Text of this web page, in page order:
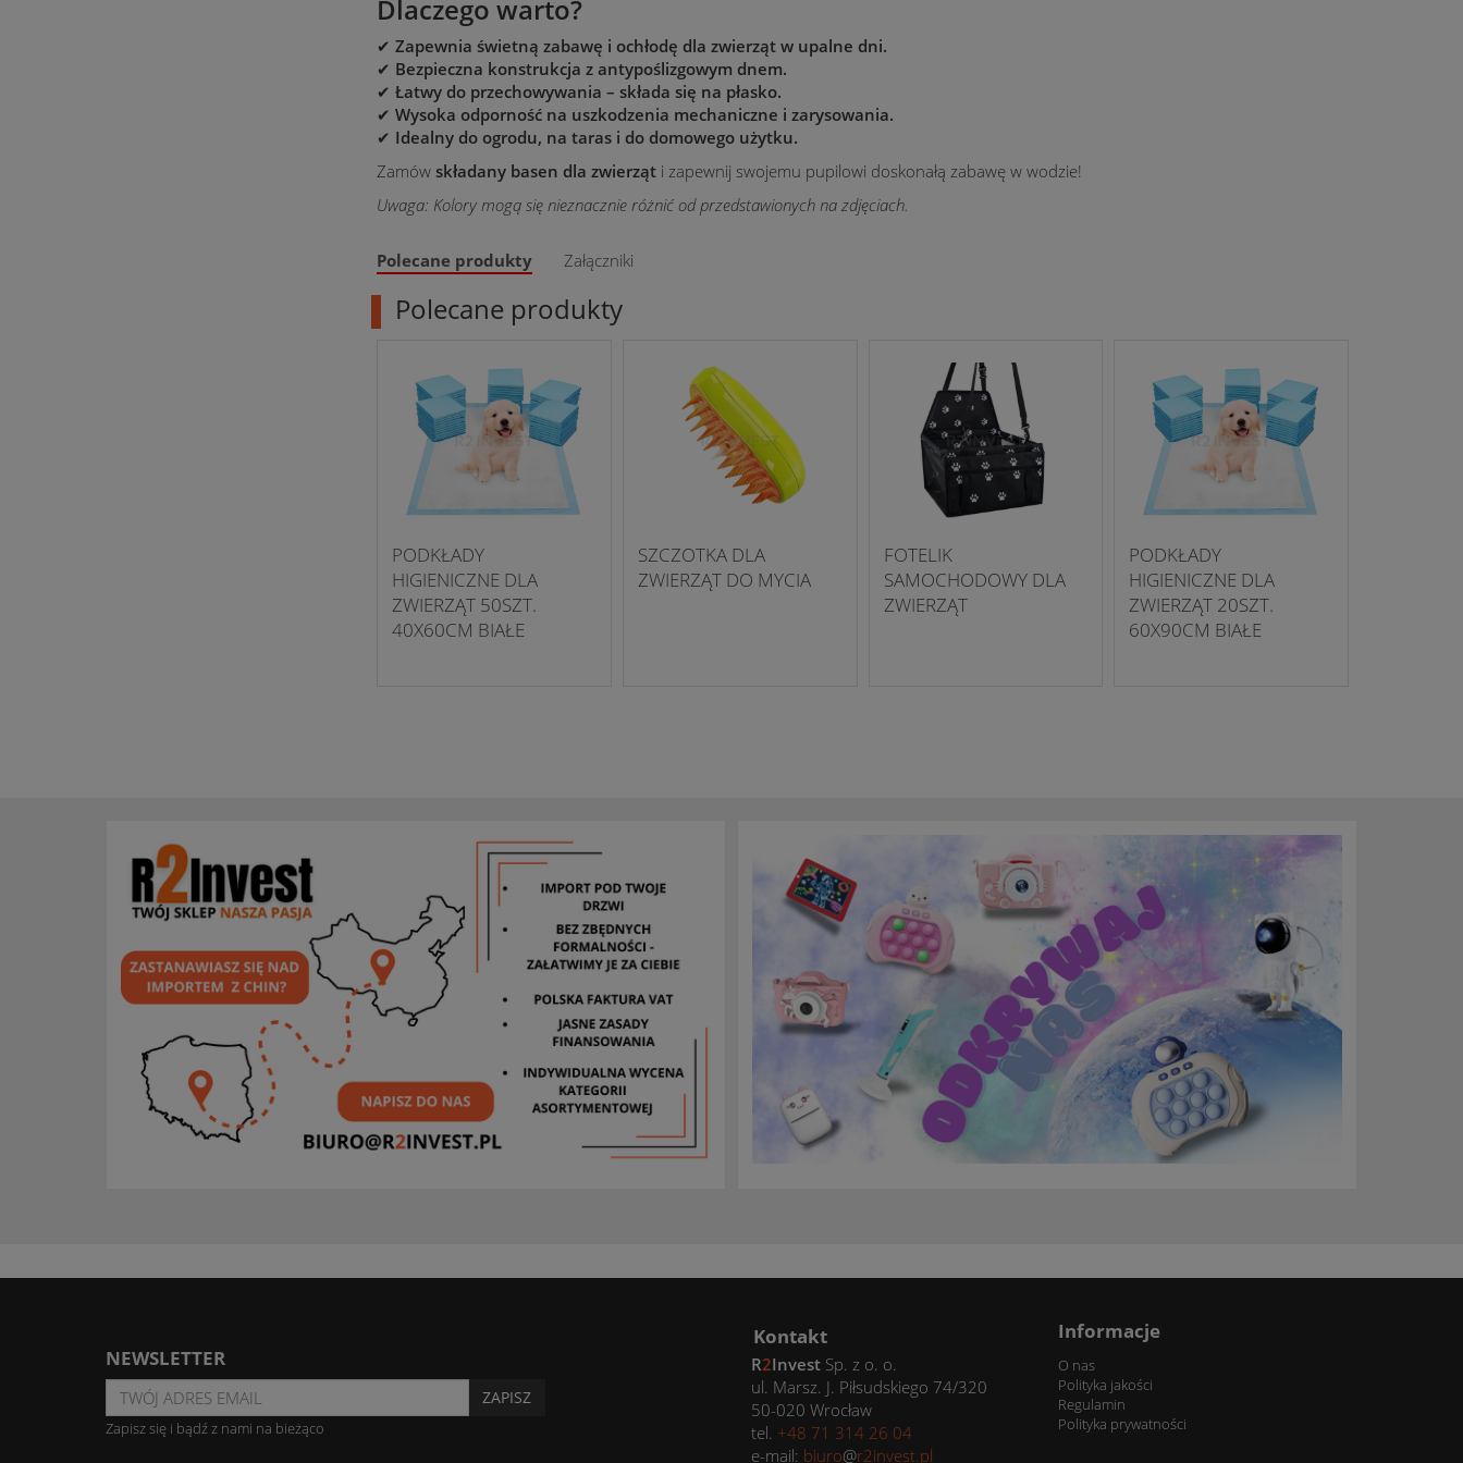
Dlaczego warto?
✔Zapewnia świetną zabawę i ochłodę dla zwierząt w upalne dni.
✔ Bezpieczna konstrukcja z antypoślizgowym dnem.
✔Łatwy do przechowywania – składa się na płasko.
✔Wysoka odporność na uszkodzenia mechaniczne i zarysowania.
✔ Idealny do ogrodu, na taras i do domowego użytku.
Zamówskładany basen dla zwierząt i zapewnij swojemu pupilowi doskonałą zabawę w wodzie!
Uwaga: Kolory mogą się nieznacznie różnić od przedstawionych na zdjęciach.
Polecane produkty Załączniki
Polecane produkty
PODKŁADY
HIGIENICZNE DLA
ZWIERZĄT 50SZT.
40X60CM BIAŁE
SZCZOTKA DLA
ZWIERZĄT DO MYCIA
FOTELIK
SAMOCHODOWY DLA
ZWIERZĄT
PODKŁADY
HIGIENICZNE DLA
ZWIERZĄT 20SZT.
60X90CM BIAŁE
NEWSLETTER
ZAPISZ
Zapisz się i bądź z nami na bieżąco
Kontakt
R2Invest Sp. z o. o.
ul. Marsz. J. Piłsudskiego 74/320
50-020 Wrocław
tel. +48 71 314 26 04
e-mail: biuro@r2invest.pl
Informacje
O nas
Polityka jakości
Regulamin
Polityka prywatności